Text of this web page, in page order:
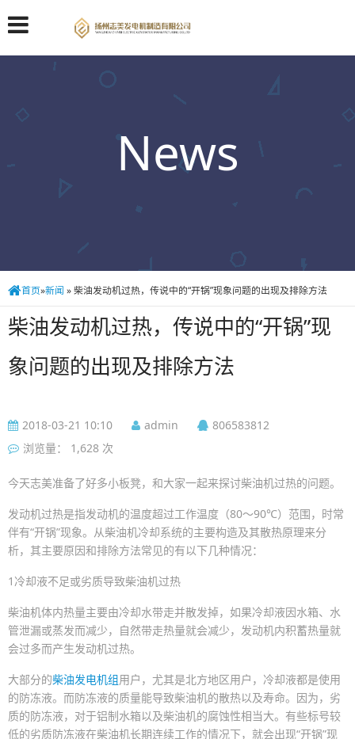
News
首页»新闻 »柴油发动机过热，传说中的“开锅”现象问题的出现及排除方法
柴油发动机过热，传说中的“开锅”现
象问题的出现及排除方法
2018-03-21 10:10 admin
806583812
浏览量： 1,628 次
今天志美准备了好多小板凳，和大家一起来探讨柴油机过热的问题。
发动机过热是指发动机的温度超过工作温度（80～90℃）范围，时常
伴有“开锅”现象。从柴油机冷却系统的主要构造及其散热原理来分
析，其主要原因和排除方法常见的有以下几种情况：
1冷却液不足或劣质导致柴油机过热
柴油机体内热量主要由冷却水带走并散发掉，如果冷却液因水箱、水
管泄漏或蒸发而减少，自然带走热量就会减少，发动机内积蓄热量就
会过多而产生发动机过热。
大部分的柴油发电机组用户，尤其是北方地区用户，冷却液都是使用
的防冻液。而防冻液的质量能导致柴油机的散热以及寿命。因为，劣
质的防冻液，对于铝制水箱以及柴油机的腐蚀性相当大。有些标号较
低的劣质防冻液在柴油机长期连续工作的情况下，就会出现“开锅”现